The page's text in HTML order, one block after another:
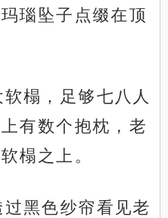
瑙坠子点缀在顶
榻，足够七八人
有数个抱枕，老
榻之上。
黑色纱帘看见老